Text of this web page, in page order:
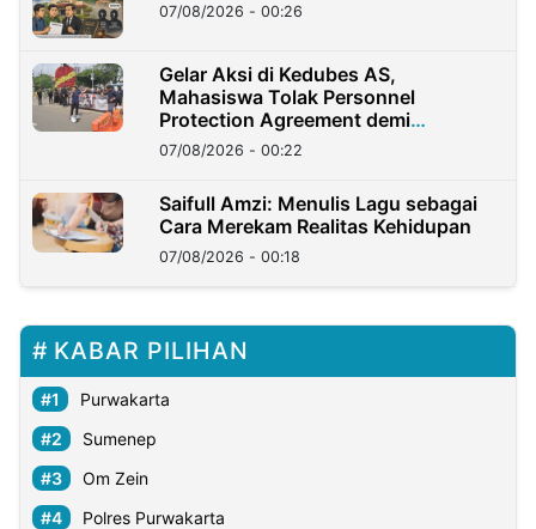
07/08/2026 - 00:26
Gelar Aksi di Kedubes AS,
Mahasiswa Tolak Personnel
Protection Agreement demi
Kedaulatan Negara
07/08/2026 - 00:22
Saifull Amzi: Menulis Lagu sebagai
Cara Merekam Realitas Kehidupan
07/08/2026 - 00:18
KABAR PILIHAN
Purwakarta
Sumenep
Om Zein
Polres Purwakarta